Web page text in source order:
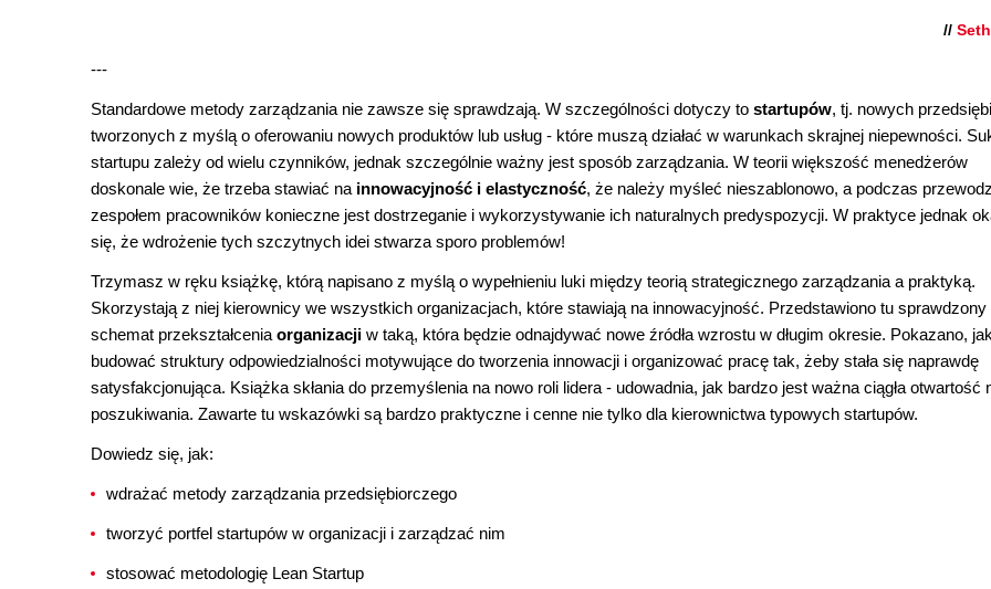
//
---
Standardowe metody zarządzania nie zawsze się sprawdzają. W szczególności dotyczy to startupów, tj. nowych
tworzonych z myślą o oferowaniu nowych produktów lub usług - które muszą działać w warunkach skrajnej niepewności.
startupu zależy od wielu czynników, jednak szczególnie ważny jest sposób zarządzania. W teorii większość menedżerów
doskonale wie, że trzeba stawiać na innowacyjność i elastyczność, że należy myśleć nieszablonowo, a podczas
zespołem pracowników konieczne jest dostrzeganie i wykorzystywanie ich naturalnych predyspozycji. W praktyce jednak
się, że wdrożenie tych szczytnych idei stwarza sporo problemów!
Trzymasz w ręku książkę, którą napisano z myślą o wypełnieniu luki między teorią strategicznego zarządzania a praktyką.
Skorzystają z niej kierownicy we wszystkich organizacjach, które stawiają na innowacyjność. Przedstawiono tu sprawdzony
schemat przekształcenia organizacji w taką, która będzie odnajdywać nowe źródła wzrostu w długim okresie. Pokazano,
budować struktury odpowiedzialności motywujące do tworzenia innowacji i organizować pracę tak, żeby stała się naprawdę
satysfakcjonująca. Książka skłania do przemyślenia na nowo roli lidera - udowadnia, jak bardzo jest ważna ciągła otwartość
poszukiwania. Zawarte tu wskazówki są bardzo praktyczne i cenne nie tylko dla kierownictwa typowych startupów.
Dowiedz się, jak:
wdrażać metody zarządzania przedsiębiorczego
tworzyć portfel startupów w organizacji i zarządzać nim
stosować metodologię Lean Startup